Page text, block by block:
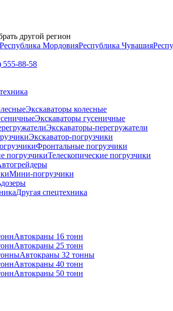
другой регион
Республика МордовияРеспублика Чувашия
555-88-58
Экскаваторы колесные
Экскаваторы гусеничные
Экскаваторы-перегружатели
Экскаватор-погрузчики
Фронтальные погрузчики
Телескопические погрузчики
Мини-погрузчики
Другая спецтехника
Автокраны 16 тонн
Автокраны 25 тонн
Автокраны 32 тонны
Автокраны 40 тонн
Автокраны 50 тонн